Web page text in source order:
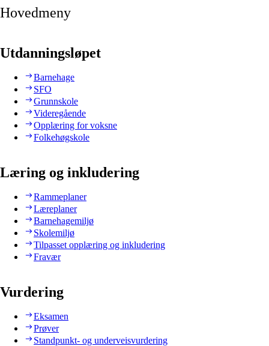
Hovedmeny
Utdanningsløpet
Barnehage
SFO
Grunnskole
Videregående
Opplæring for voksne
Folkehøgskole
Læring og inkludering
Rammeplaner
Læreplaner
Barnehagemiljø
Skolemiljø
Tilpasset opplæring og inkludering
Fravær
Vurdering
Eksamen
Prøver
Standpunkt- og underveisvurdering